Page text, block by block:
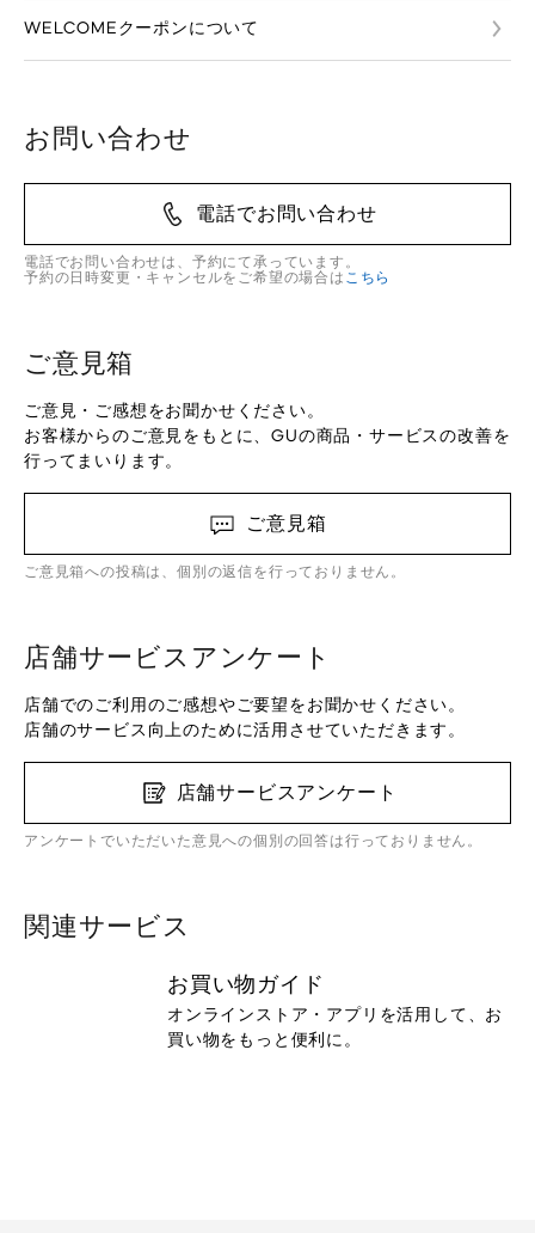
WELCOMEクーポンについて
お問い合わせ
電話でお問い合わせ
電話でお問い合わせは、予約にて承っています。
予約の日時変更・キャンセルをご希望の場合は こちら
ご意見箱
ご意見・ご感想をお聞かせください。
お客様からのご意見をもとに、GUの商品・サービスの改善を
行ってまいります。
ご意見箱
ご意見箱への投稿は、個別の返信を行っておりません。
店舗サービスアンケート
店舗でのご利用のご感想やご要望をお聞かせください。
店舗のサービス向上のために活用させていただきます。
店舗サービスアンケート
アンケートでいただいた意見への個別の回答は行っておりません。
関連サービス
お買い物ガイド
オンラインストア・アプリを活用して、お
買い物をもっと便利に。